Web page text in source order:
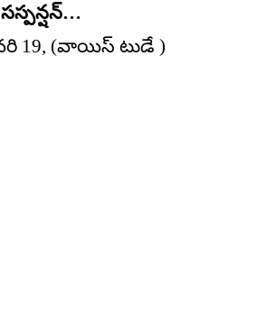
19, (వాయిస్ టుడే )